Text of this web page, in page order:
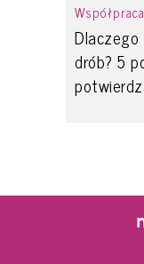
drób? 5